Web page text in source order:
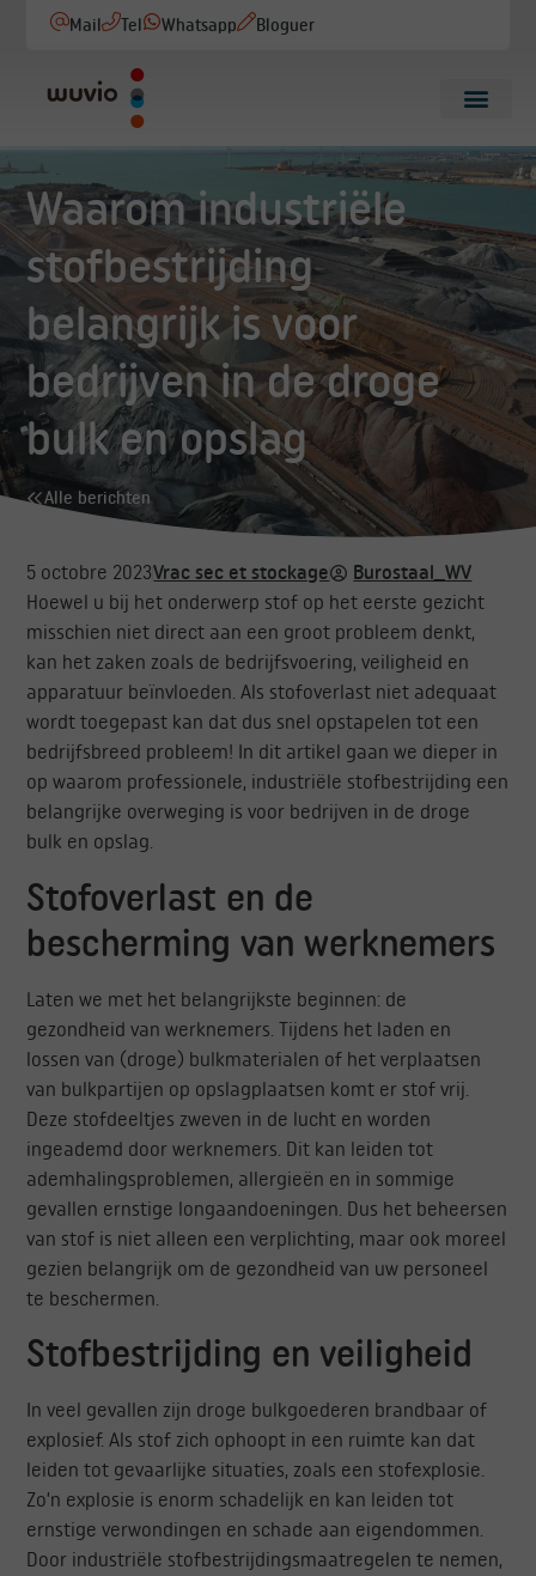
Mail Tel Whatsapp Bloguer
Waarom industriële
stofbestrijding
belangrijk is voor
bedrijven in de droge
bulk en opslag
Alle berichten
5 octobre 2023Vrac sec et stockage
Burostaal_WV
Hoewel u bij het onderwerp stof op het eerste gezicht
misschien niet direct aan een groot probleem denkt,
kan het zaken zoals de bedrijfsvoering, veiligheid en
apparatuur beïnvloeden. Als stofoverlast niet adequaat
wordt toegepast kan dat dus snel opstapelen tot een
bedrijfsbreed probleem! In dit artikel gaan we dieper in
op waarom professionele, industriële stofbestrijding een
belangrijke overweging is voor bedrijven in de droge
bulk en opslag.
Stofoverlast en de
bescherming van werknemers
Laten we met het belangrijkste beginnen: de
gezondheid van werknemers. Tijdens het laden en
lossen van (droge) bulkmaterialen of het verplaatsen
van bulkpartijen op opslagplaatsen komt er stof vrij.
Deze stofdeeltjes zweven in de lucht en worden
ingeademd door werknemers. Dit kan leiden tot
ademhalingsproblemen, allergieën en in sommige
gevallen ernstige longaandoeningen. Dus het beheersen
van stof is niet alleen een verplichting, maar ook moreel
gezien belangrijk om de gezondheid van uw personeel
te beschermen.
Stofbestrijding en veiligheid
In veel gevallen zijn droge bulkgoederen brandbaar of
explosief. Als stof zich ophoopt in een ruimte kan dat
leiden tot gevaarlijke situaties, zoals een stofexplosie.
Zo’n explosie is enorm schadelijk en kan leiden tot
ernstige verwondingen en schade aan eigendommen.
Door industriële stofbestrijdingsmaatregelen te nemen,